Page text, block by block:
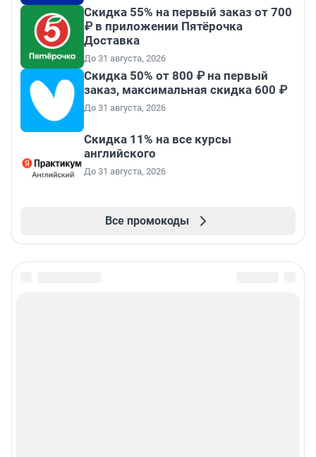
Скидка 55% на первый заказ от 700
₽ в приложении Пятёрочка
Доставка
До 31 августа, 2026
Скидка 50% от 800 ₽ на первый
заказ, максимальная скидка 600 ₽
До 31 августа, 2026
Скидка 11% на все курсы
английского
До 31 августа, 2026
Все промокоды